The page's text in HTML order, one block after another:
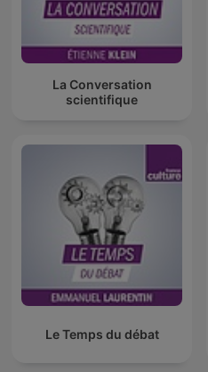
La Conversation
scientifique
Le Temps du débat